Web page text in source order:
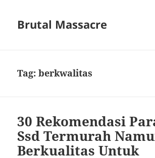
Brutal Massacre
Tag:berkwalitas
30 Rekomendasi
Ssd Termurah
Berkualitas Untuk